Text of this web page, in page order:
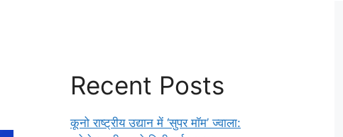
Recent Posts
कूनो राष्ट्रीय उद्यान में ‘सुपर मॉम’ ज्वाला: